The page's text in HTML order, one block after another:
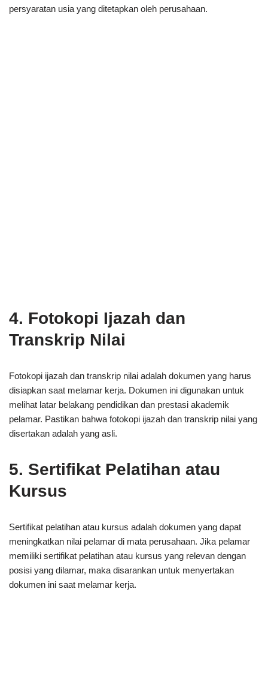
persyaratan usia yang ditetapkan oleh perusahaan.
4. Fotokopi Ijazah dan
Transkrip Nilai
Fotokopi ijazah dan transkrip nilai adalah dokumen yang harus
disiapkan saat melamar kerja. Dokumen ini digunakan untuk
melihat latar belakang pendidikan dan prestasi akademik
pelamar. Pastikan bahwa fotokopi ijazah dan transkrip nilai yang
disertakan adalah yang asli.
5. Sertifikat Pelatihan atau
Kursus
Sertifikat pelatihan atau kursus adalah dokumen yang dapat
meningkatkan nilai pelamar di mata perusahaan. Jika pelamar
memiliki sertifikat pelatihan atau kursus yang relevan dengan
posisi yang dilamar, maka disarankan untuk menyertakan
dokumen ini saat melamar kerja.